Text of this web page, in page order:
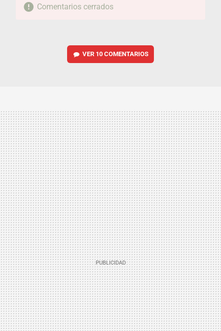
Comentarios cerrados
VER 10 COMENTARIOS